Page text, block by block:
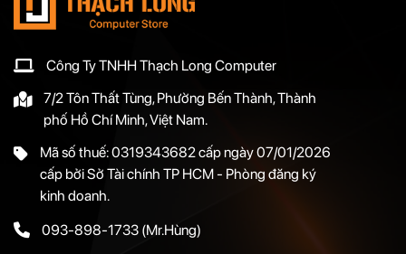
Công Ty TNHH Thạch Long Computer
7/2 Tôn Thất Tùng, Phường Bến Thành, Thành
phố Hồ Chí Minh, Việt Nam.
Mã số thuế: 0319343682 cấp ngày 07/01/2026
cấp bởi Sở Tài chính TP HCM - Phòng đăng ký
kinh doanh.
093-898-1733 (Mr.Hùng)